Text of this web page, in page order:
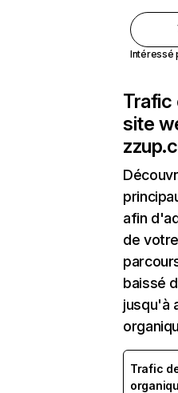
Intéressé
Trafic
site
afin
de
baissé
jusqu'à
Trafic